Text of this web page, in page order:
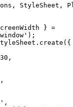
StyleSheet,
} =
30,